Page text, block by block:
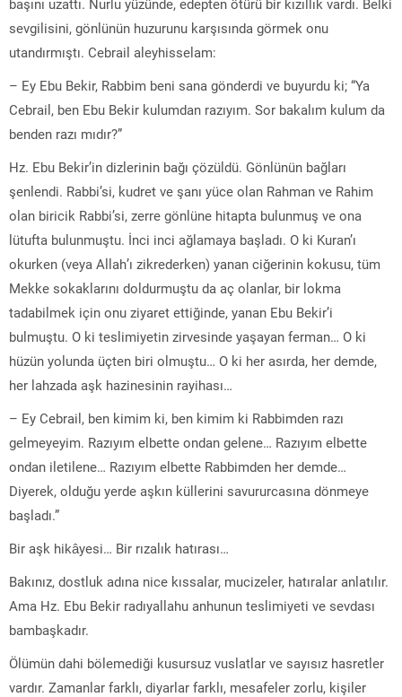
sevgilisini, gönlünün huzurunu karşısında görmek onu
utandırmıştı. Cebrail aleyhisselam:
– Ey Ebu Bekir, Rabbim beni sana gönderdi ve buyurdu ki; “Ya
Cebrail, ben Ebu Bekir kulumdan razıyım. Sor bakalım kulum da
benden razı mıdır?”
Hz. Ebu Bekir’in dizlerinin bağı çözüldü. Gönlünün bağları
şenlendi. Rabbi’si, kudret ve şanı yüce olan Rahman ve Rahim
olan biricik Rabbi’si, zerre gönlüne hitapta bulunmuş ve ona
lütufta bulunmuştu. İnci inci ağlamaya başladı. O ki Kuran’ı
okurken (veya Allah’ı zikrederken) yanan ciğerinin kokusu, tüm
Mekke sokaklarını doldurmuştu da aç olanlar, bir lokma
tadabilmek için onu ziyaret ettiğinde, yanan Ebu Bekir’i
bulmuştu. O ki teslimiyetin zirvesinde yaşayan ferman… O ki
hüzün yolunda üçten biri olmuştu… O ki her asırda, her demde,
her lahzada aşk hazinesinin rayihası…
– Ey Cebrail, ben kimim ki, ben kimim ki Rabbimden razı
gelmeyeyim. Razıyım elbette ondan gelene… Razıyım elbette
ondan iletilene… Razıyım elbette Rabbimden her demde…
Diyerek, olduğu yerde aşkın küllerini savururcasına dönmeye
başladı.”
Bir aşk hikâyesi… Bir rızalık hatırası…
Bakınız, dostluk adına nice kıssalar, mucizeler, hatıralar anlatılır.
Ama Hz. Ebu Bekir radıyallahu anhunun teslimiyeti ve sevdası
bambaşkadır.
Ölümün dahi bölemediği kusursuz vuslatlar ve sayısız hasretler
vardır. Zamanlar farklı, diyarlar farklı, mesafeler zorlu, kişiler